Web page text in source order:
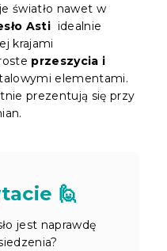
światło nawet w
Asti idealnie
krajami
przeszycia i
elementami.
prezentują się przy
🙋
jest naprawdę